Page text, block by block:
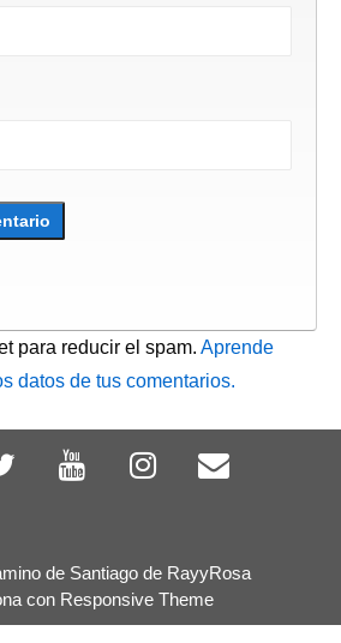
para reducir el spam. Aprende
datos de tus comentarios.
de Santiago de RayyRosa
con Responsive Theme